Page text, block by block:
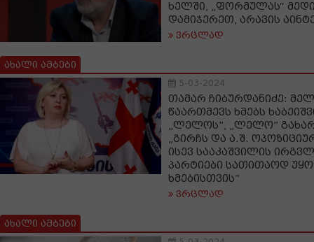
ხელში, „ფორმულას“
დამიჯერეთ, არავის
ვრცლად
ახალი ამბები
5-03-2024
თამარ ჩიბურდანიძე:
წაართმევს ხმებს
„ლელოს”, „ლელო”
„გირჩს და ა.შ.
ისევ სააკაშვილის
პარტიები სათითაოდ
ხმებისთვის”
ვრცლად
ახალი ამბები